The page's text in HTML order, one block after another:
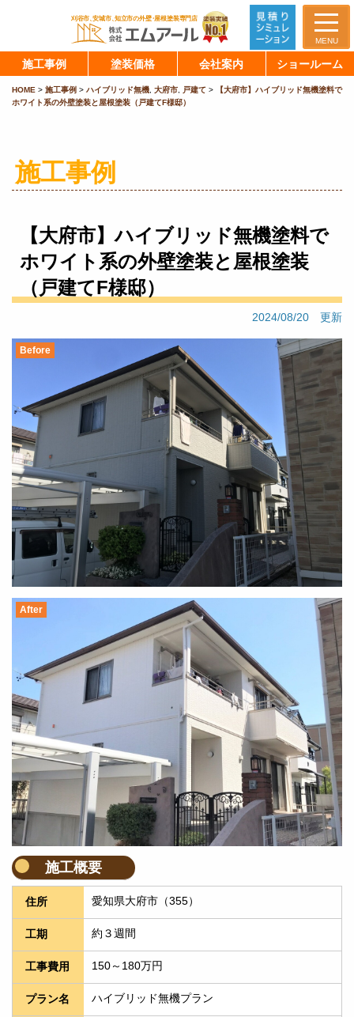
MENU
施工事例 塗装価格 会社案内 ショールーム
HOME > 施工事例 > ハイブリッド無機, 大府市, 戸建て >
【大府市】ハイブリッド無機塗料で
ホワイト系の外壁塗装と屋根塗装（戸建てF様邸）
施工事例
【大府市】ハイブリッド無機塗料で
ホワイト系の外壁塗装と屋根塗装
（戸建てF様邸）
2024/08/20 更新
Before
After
施工概要
住所 愛知県大府市（355）
工期 約３週間
工事費用 150～180万円
プラン名 ハイブリッド無機プラン